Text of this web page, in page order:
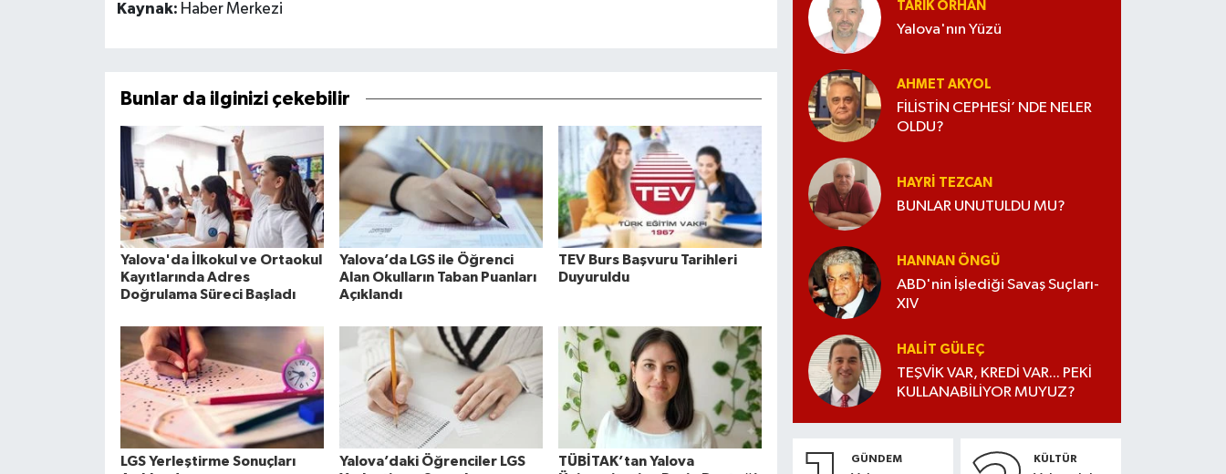
Kaynak: Haber Merkezi
Bunlar da ilginizi çekebilir
Yalova'da İlkokul ve Ortaokul
Kayıtlarında Adres
Doğrulama Süreci Başladı
Yalova’da LGS ile Öğrenci
Alan Okulların Taban Puanları
Açıklandı
TEV Burs Başvuru Tarihleri
Duyuruldu
LGS Yerleştirme Sonuçları
Yalova’daki Öğrenciler LGS
TÜBİTAK’tan Yalova
TARIK ORHAN
Yalova'nın Yüzü
AHMET AKYOL
FİLİSTİN CEPHESİ’ NDE NELER
OLDU?
HAYRI TEZCAN
BUNLAR UNUTULDU MU?
HANNAN ÖNGÜ
ABD'nin İşlediği Savaş Suçları-
XIV
HALIT GÜLEÇ
TEŞVİK VAR, KREDİ VAR... PEKİ
KULLANABİLİYOR MUYUZ?
GÜNDEM KÜLTÜR